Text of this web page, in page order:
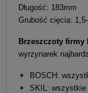
Długość: 183mm
Grubość cięcia:
Brzeszczoty firmy
wyrzynarek
BOSCH:
SKIL: wszystkie